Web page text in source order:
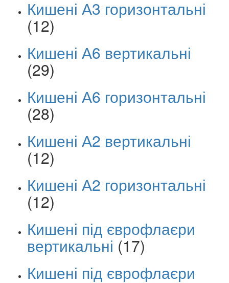
Кишені А3 горизонтальні
(12)
Кишені А6 вертикальні
(29)
Кишені А6 горизонтальні
(28)
Кишені А2 вертикальні
(12)
Кишені А2 горизонтальні
(12)
Кишені під єврофлаєри
вертикальні (17)
Кишені під єврофлаєри